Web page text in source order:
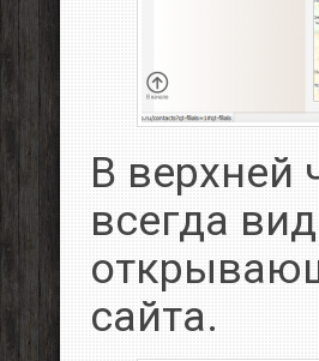
В верхней
всегда
сайта.